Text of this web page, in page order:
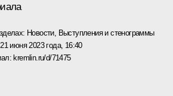
Новости, Выступления и стенограммы
21 июня 2023 года, 16:40
kremlin.ru/d/71475